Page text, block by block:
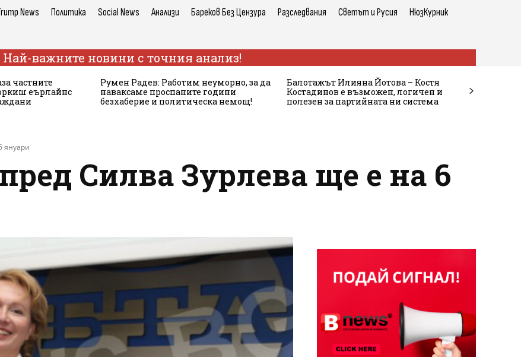
News Политика Social News Анализи Бареков Без Цензура Разследвания Светът и Русия НюзКурник
Най-важните новини с точния анализ!
частните
еърлайнс
Румен Радев: Работим неуморно, за да
наваксаме проспаните години
безхаберие и политическа немощ!
Балотажът Илияна Йотова – Костя
Костадинов е възможен, логичен и
полезен за партийната ни система
януари
Силва Зурлева ще е на 6